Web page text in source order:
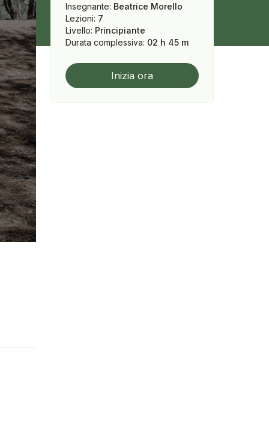
Insegnante: Beatrice Morello
Lezioni: 7
Livello: Principiante
Durata complessiva: 02 h 45 m
Inizia ora